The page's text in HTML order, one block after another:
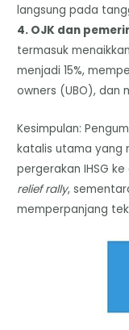
langsung pada
4. OJK dan
termasuk
menjadi 15%,
owners (UBO), dan
Kesimpulan:
katalis utama yang
pergerakan IHSG
relief rally,
memperpanjang